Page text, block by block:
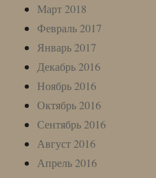
Март 2018
Февраль 2017
Январь 2017
Декабрь 2016
Ноябрь 2016
Октябрь 2016
Сентябрь 2016
Август 2016
Апрель 2016